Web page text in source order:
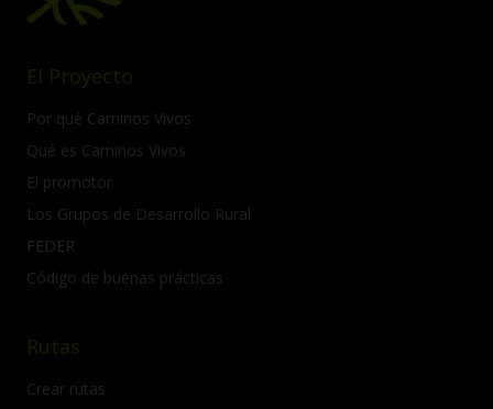
El Proyecto
Por qué Caminos Vivos
Qué es Caminos Vivos
El promotor
Los Grupos de Desarrollo Rural
FEDER
Código de buenas prácticas
Rutas
Crear rutas